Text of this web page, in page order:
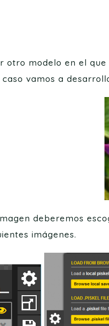
otro modelo en el
caso vamos a
deberemos
imágenes.